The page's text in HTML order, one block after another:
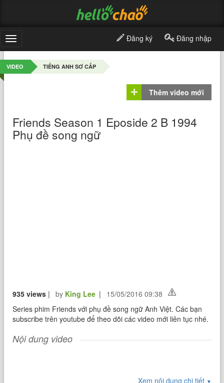
Toggle
navigation
Đăng ký Đăng nhập
VIDEO TIẾNG ANH SƠ CẤP
Thêm video mới
Friends Season 1 Eposide 2 B 1994
Phụ đề song ngữ
935 views | by King Lee |
15/05/2016 09:38
Series phim Friends với phụ đề song ngữ Anh Việt. Các bạn
subscribe trên youtube để theo dõi các video mới liên tục nhé.
Nội dung video
Xem nội dung chi tiết ▼